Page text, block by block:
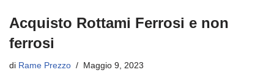
Acquisto Rottami Ferrosi e non
ferrosi
di Rame Prezzo Maggio 9, 2023